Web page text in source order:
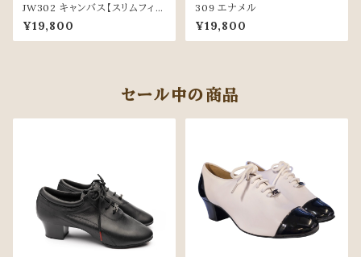
JW302 キャンバス【スリムフィッ
トモデル】
¥19,800
309 エナメル
¥19,800
セール中の商品